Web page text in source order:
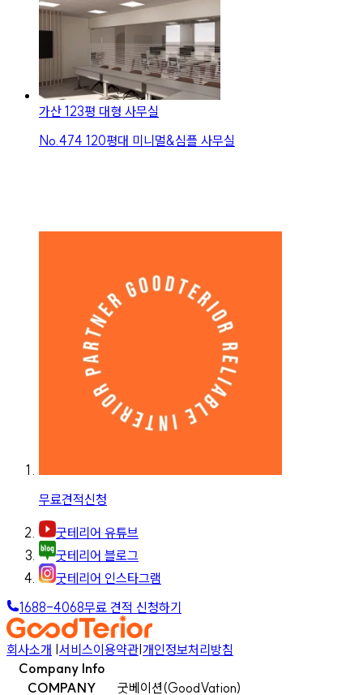
가산 123평 대형 사무실
No. 474 120평대 미니멀&심플 사무실
무료견적신청
굿테리어 유튜브
굿테리어 블로그
굿테리어 인스타그램
1688-4068무료 견적 신청하기
회사소개 |서비스이용약관|개인정보처리방침
Company Info
COMPANY
굿베이션(GoodVation)